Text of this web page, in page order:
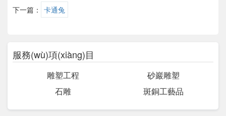
下一篇： 卡通兔
服務(wù)項(xiàng)目
雕塑工程
砂巖雕塑
石雕
斑銅工藝品